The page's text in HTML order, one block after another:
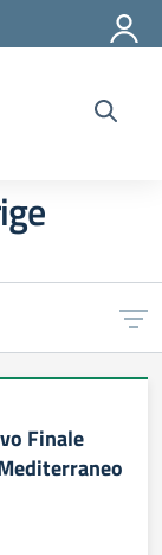
Finale